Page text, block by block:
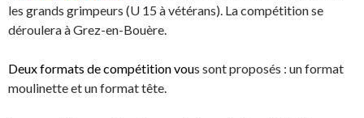
les grands grimpeurs (U 15 à vétérans). La compétition se
déroulera à Grez-en-Bouère.
Deux formats de compétition vous sont proposés : un format
moulinette et un format tête.